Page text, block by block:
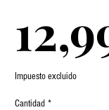
Impuesto excluido
Cantidad *